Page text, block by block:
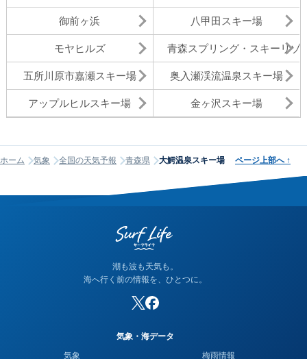
御前ヶ浜 八甲田スキー場
モヤヒルズ 青森スプリング・スキーリゾ
五所川原市嘉瀬スキー場 奥入瀬渓流温泉スキー場
アップルヒルスキー場 金ヶ沢スキー場
ホーム 気象 全国の天気予報 青森県 大鰐温泉スキー場 ページ上部へ ↑
潮も波も天気も。
海へ行く前の情報を、ひとつに。
気象・海データ
気象
梅雨情報